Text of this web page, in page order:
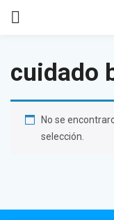
cuidado
No se
selección.